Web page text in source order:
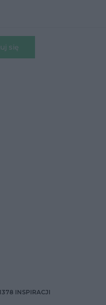
się
INSPIRACJI